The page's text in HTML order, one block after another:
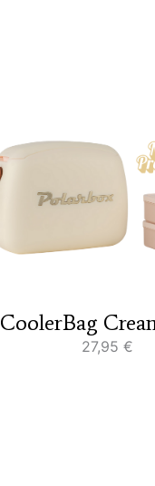
CoolerBag
27,95€